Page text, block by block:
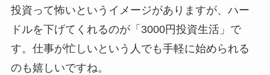
投資って怖いというイメージがありますが、ハー
ドルを下げてくれるのが「3000円投資生活」で
す。仕事が忙しいという人でも手軽に始められる
のも嬉しいですね。